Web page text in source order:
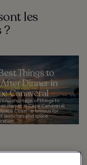
les
?
Things to
Dinner in
Canaveral
no shortage of things to
dinner in Cape Canaveral.
Coast” is famous for
launches and space